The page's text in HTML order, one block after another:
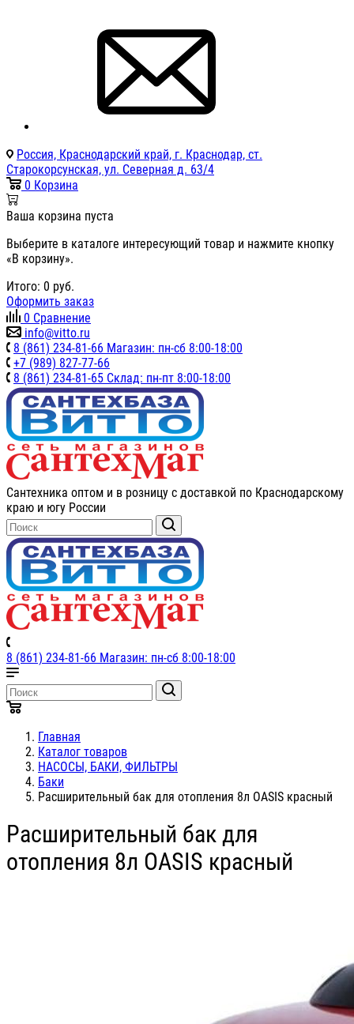
Россия, Краснодарский край, г. Краснодар, ст.
Старокорсунская, ул. Северная д. 63/4
0 Корзина
Ваша корзина пуста
Выберите в каталоге интересующий товар и нажмите кнопку
«В корзину».
Итого: 0 руб.
Оформить заказ
0 Сравнение
info@vitto.ru
8 (861) 234-81-66 Магазин: пн-сб 8:00-18:00
+7 (989) 827-77-66
8 (861) 234-81-65 Склад: пн-пт 8:00-18:00
Сантехника оптом и в розницу с доставкой по Краснодарскому
краю и югу России
8 (861) 234-81-66 Магазин: пн-сб 8:00-18:00
Главная
Каталог товаров
НАСОСЫ, БАКИ, ФИЛЬТРЫ
Баки
Расширительный бак для отопления 8л OASIS красный
Расширительный бак для
отопления 8л OASIS красный